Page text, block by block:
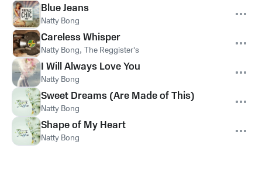
Blue Jeans
Natty Bong
Careless Whisper
Natty Bong, The Reggister's
I Will Always Love You
Natty Bong
Sweet Dreams (Are Made of This)
Natty Bong
Shape of My Heart
Natty Bong